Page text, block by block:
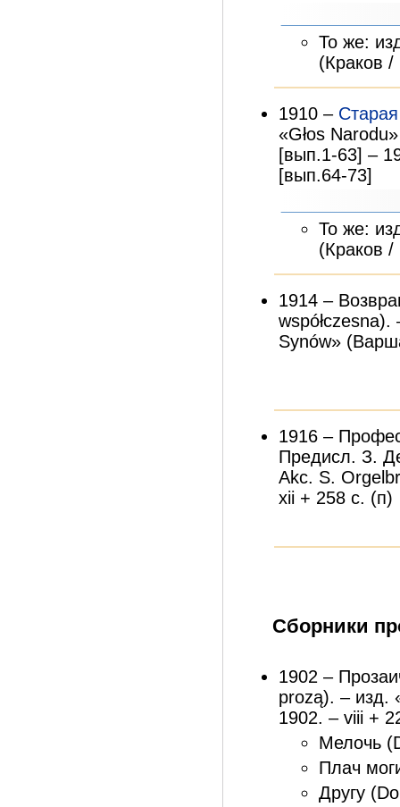
То же:
(Краков
1910 –
«Głos
[вып.1-63] –
[вып.64-73]
То же:
(Краков
1914 –
Synów»
1916 –
Предисл. З.
Akc. S.
xii + 258 с. (п)
Сборники
1902 –
prozą). – изд.
1902. – viii +
Мелочь
Плач
Другу